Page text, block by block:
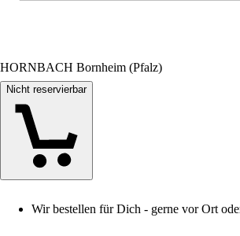
HORNBACH Bornheim (Pfalz)
Nicht reservierbar
Wir bestellen für Dich - gerne vor Ort